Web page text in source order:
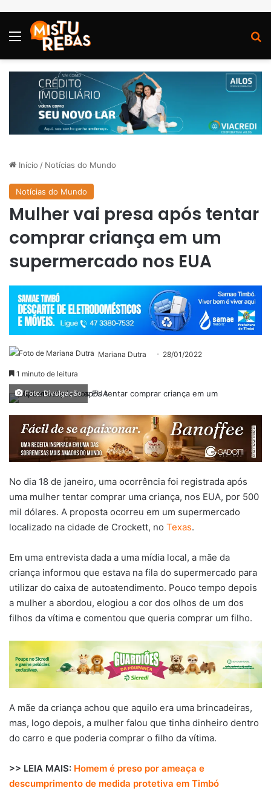
Menu
Início / Notícias do Mundo
Notícias do Mundo
Mulher vai presa após tentar
comprar criança em um
supermercado nos EUA
Mariana Dutra 28/01/2022
1 minuto de leitura
Foto: Divulgação
No dia 18 de janeiro, uma ocorrência foi registrada após
uma mulher tentar comprar uma criança, nos EUA, por 500
mil dólares. A proposta ocorreu em um supermercado
localizado na cidade de Crockett, no Texas.
Em uma entrevista dada a uma mídia local, a mãe da
criança informou que estava na fila do supermercado para
utilizar do caixa de autoatendimento. Pouco tempo depois
a mulher a abordou, elogiou a cor dos olhos de um dos
filhos da vítima e comentou que queria comprar um filho.
A mãe da criança achou que aquilo era uma brincadeiras,
mas, logo depois, a mulher falou que tinha dinheiro dentro
do carro e que poderia comprar o filho da vítima.
>> LEIA MAIS: Homem é preso por ameaça e
descumprimento de medida protetiva em Timbó